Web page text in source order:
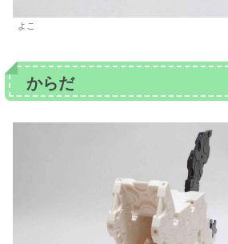
よこ
からだ